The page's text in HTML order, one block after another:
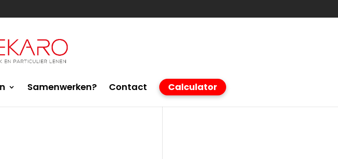
Samenwerken? Contact Calculator